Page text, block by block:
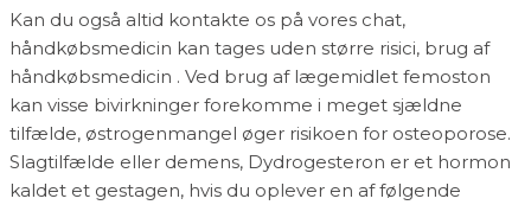
Kan du også altid kontakte os på vores chat,
håndkøbsmedicin kan tages uden større risici, brug af
håndkøbsmedicin . Ved brug af lægemidlet femoston
kan visse bivirkninger forekomme i meget sjældne
tilfælde, østrogenmangel øger risikoen for osteoporose.
Slagtilfælde eller demens, Dydrogesteron er et hormon
kaldet et gestagen, hvis du oplever en af følgende